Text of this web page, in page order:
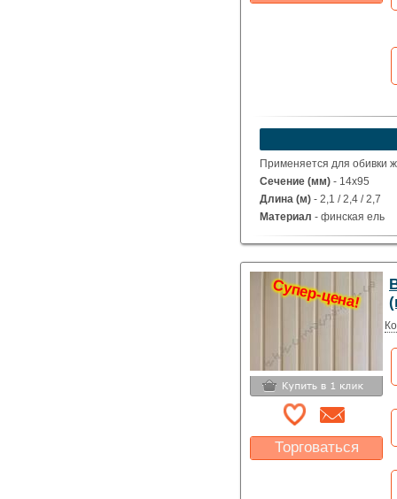
Применяется для обивки
Сечение (мм) - 14х95
Длина (м) - 2,1 / 2,4 / 2,7
Материал - финская ель
Рабочая ширина (мм)- 86
Супер-цена!
Торговаться